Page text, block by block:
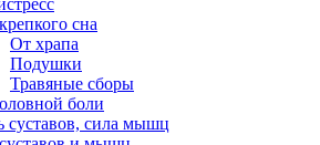
сна
От храпа
Подушки
Травяные сборы
боли
суставов, сила мышц